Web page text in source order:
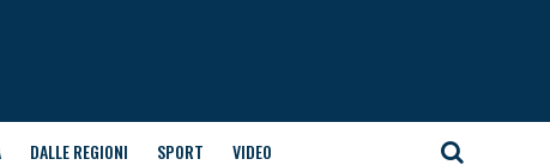
DALLE REGIONI SPORT VIDEO